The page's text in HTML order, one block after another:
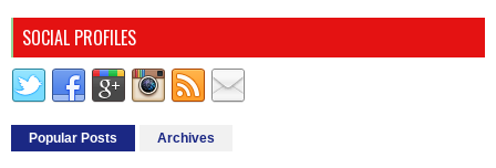
SOCIAL PROFILES
Popular Posts Archives